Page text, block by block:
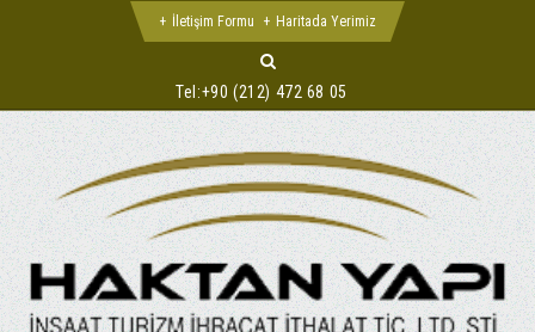
Tel:+90 (212) 472 68 05
İletişim Formu Haritada Yerimiz